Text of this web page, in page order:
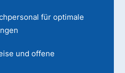
für optimale
und offene